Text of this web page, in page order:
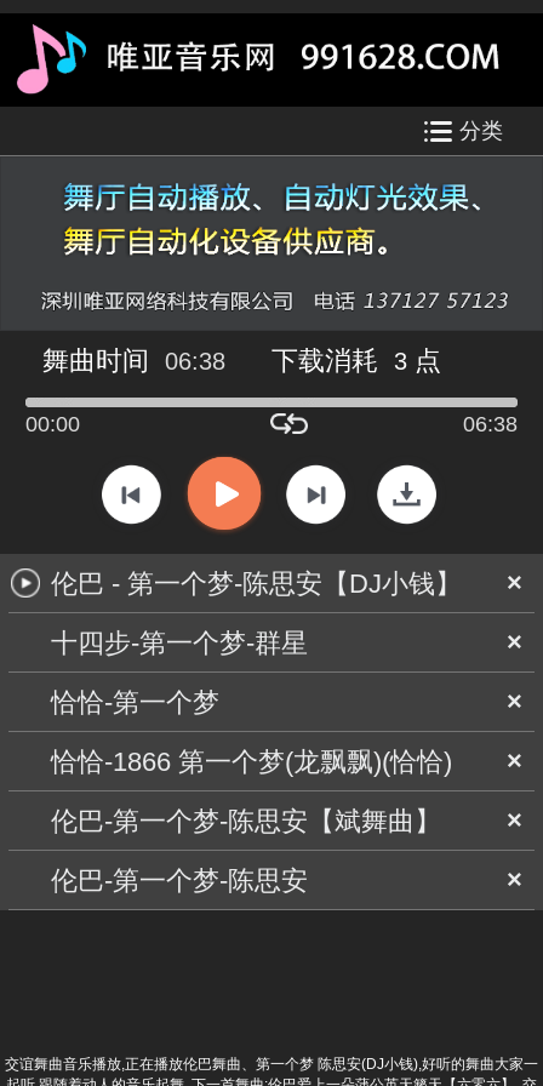
分类
舞曲时间 06:38 下载消耗 3 点
00:00 06:38
×
伦巴 - 第一个梦-陈思安【DJ小钱】
×
十四步-第一个梦-群星
×
恰恰-第一个梦
×
恰恰-1866 第一个梦(龙飘飘)(恰恰)
×
伦巴-第一个梦-陈思安【斌舞曲】
×
伦巴-第一个梦-陈思安
交谊舞曲音乐播放,正在播放伦巴舞曲、第一个梦 陈思安(DJ小钱),好听的舞曲大家一